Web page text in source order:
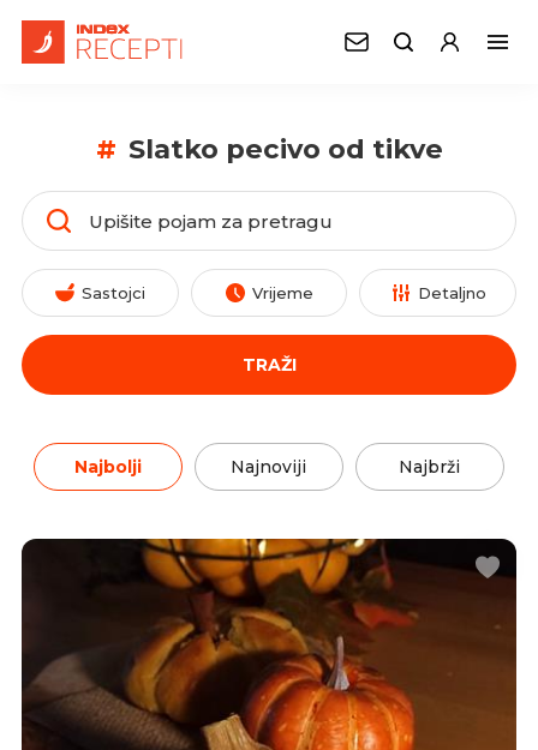
# Slatko pecivo od tikve
Sastojci Vrijeme Detaljno
TRAŽI
Najbolji Najnoviji Najbrži